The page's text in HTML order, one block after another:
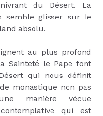
du Désert. La
semble glisser sur le
absolu.
au plus profond
Sainteté le Pape font
qui nous définit
monastique non pas
manière vécue
qui est